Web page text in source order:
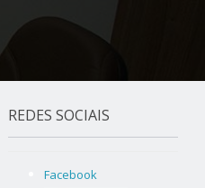
REDES SOCIAIS
Facebook